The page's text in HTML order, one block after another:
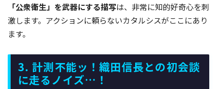
「公衆衛生」を武器にする描写は、非常に知的好奇心を刺
激します。アクションに頼らないカタルシスがここにあり
ます。
3. 計測不能ッ！織田信長との初会談
に走るノイズ…！